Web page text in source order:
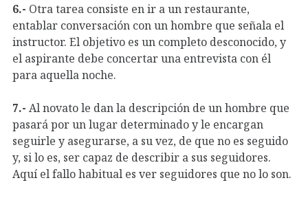
6.- Otra tarea consiste en ir a un restaurante,
entablar conversación con un hombre que señala el
instructor. El objetivo es un completo desconocido, y
el aspirante debe concertar una entrevista con él
para aquella noche.
7.- Al novato le dan la descripción de un hombre que
pasará por un lugar determinado y le encargan
seguirle y asegurarse, a su vez, de que no es seguido
y, si lo es, ser capaz de describir a sus seguidores.
Aquí el fallo habitual es ver seguidores que no lo son.